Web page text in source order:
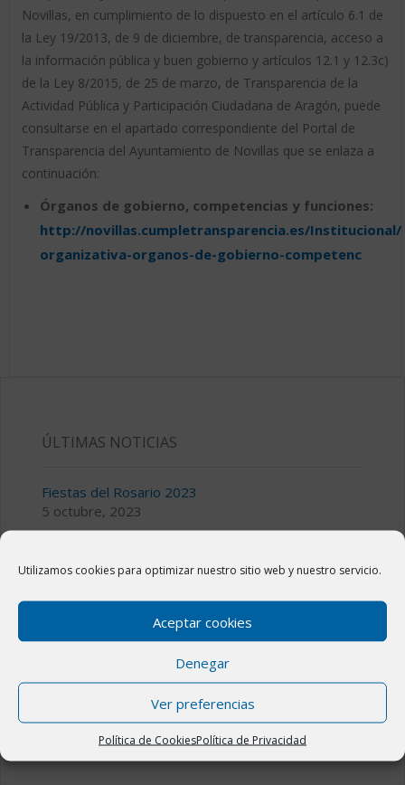
Utilizamos cookies para optimizar nuestro sitio web y nuestro servicio.
Aceptar cookies
Denegar
Ver preferencias
Política de CookiesPolítica de Privacidad
Novillas, en cumplimiento de lo dispuesto en el artículo 6.1 de
la Ley 19/2013, de 9 de diciembre, de transparencia, acceso a
la información pública y buen gobierno y artículos 12.1 y 12.3c)
de la Ley 8/2015, de 25 de marzo, de Transparencia de la
Actividad Pública y Participación Ciudadana de Aragón, puede
consultarse en el apartado correspondiente del Portal de
Transparencia del Ayuntamiento de Novillas que se enlaza a
continuación:
Órganos de gobierno, competencias y funciones:
http://novillas.cumpletransparencia.es/
organizativa-organos-de-gobierno-competenc
ÚLTIMAS NOTICIAS
Fiestas del Rosario 2023
5 octubre, 2023
28 julio, 2023
Bolsa de alquiler o venta de viviendas en Novillas
Fiestas de San Jorge 2023 en Novillas
14 abril, 2023
El Plan “La Administración Cerca de Ti” en Novillas
31 marzo, 2023